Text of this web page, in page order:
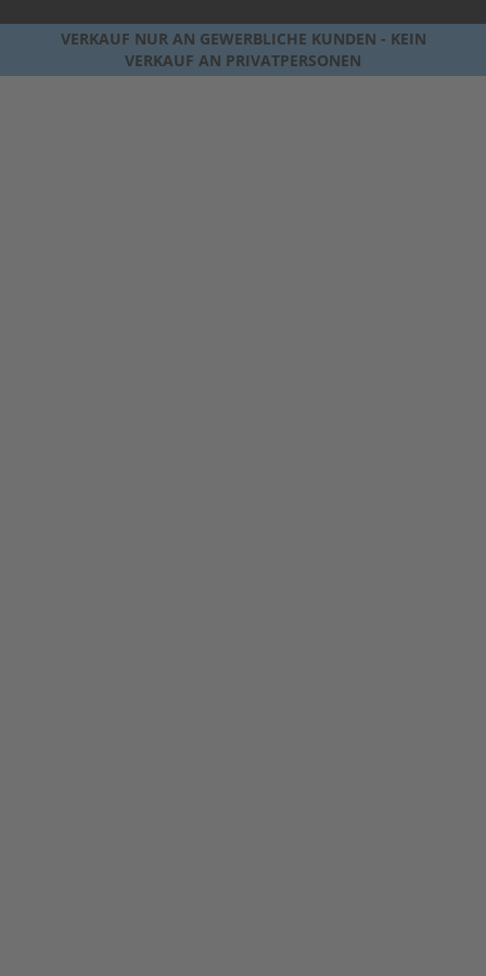
VERKAUF NUR AN GEWERBLICHE KUNDEN - KEIN
VERKAUF AN PRIVATPERSONEN